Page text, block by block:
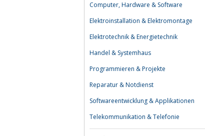
Computer, Hardware & Software
Elektroinstallation & Elektromontage
Elektrotechnik & Energietechnik
Handel & Systemhaus
Programmieren & Projekte
Reparatur & Notdienst
Softwareentwicklung & Applikationen
Telekommunikation & Telefonie